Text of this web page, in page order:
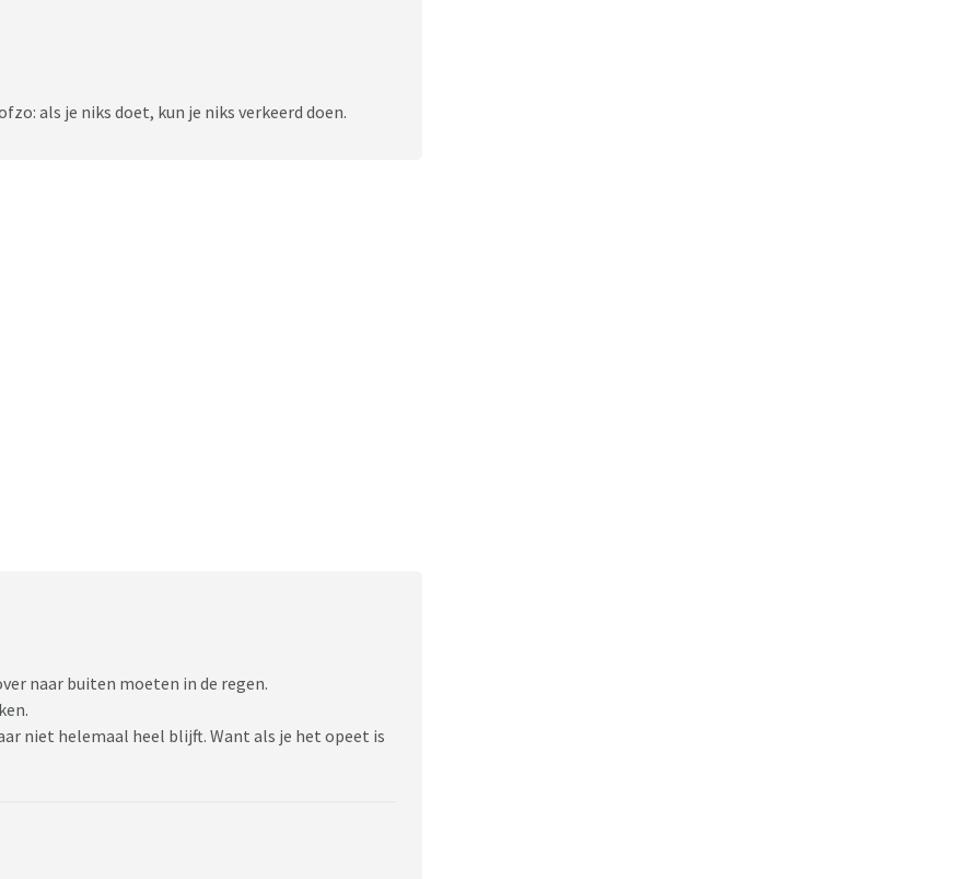
als je niks doet, kun je niks verkeerd doen.
naar buiten moeten in de regen.
niet helemaal heel blijft. Want als je het opeet is